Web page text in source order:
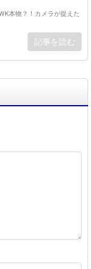
本物？！カメラが捉えた
記事を読む